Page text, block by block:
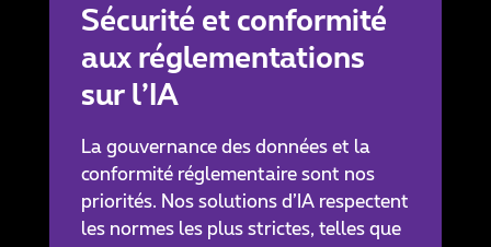
Sécurité et conformité
aux réglementations
sur l’IA
La gouvernance des données et la
conformité réglementaire sont nos
priorités. Nos solutions d’IA respectent
les normes les plus strictes, telles que